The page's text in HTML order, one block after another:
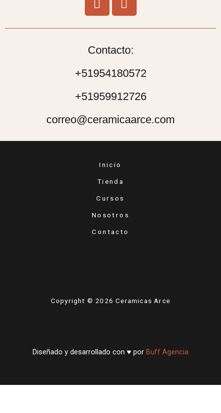
Contacto:
+51954180572
+51959912726
correo@ceramicaarce.com
Inicio
Tienda
Cursos
Nosotros
Contacto
Copyright © 2026 Ceramicas Arce
Diseñado y desarrollado con ♥ por Buff Agencia